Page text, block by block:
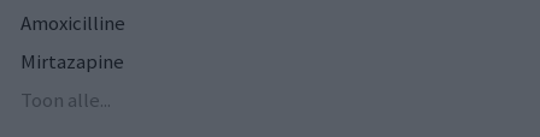
Amoxicilline
Mirtazapine
Toon alle...